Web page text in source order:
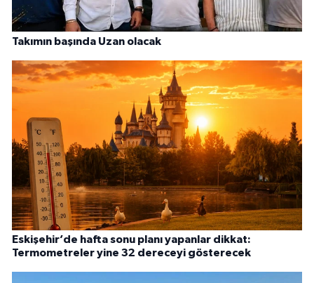
Takımın başında Uzan olacak
Eskişehir’de hafta sonu planı yapanlar dikkat:
Termometreler yine 32 dereceyi gösterecek